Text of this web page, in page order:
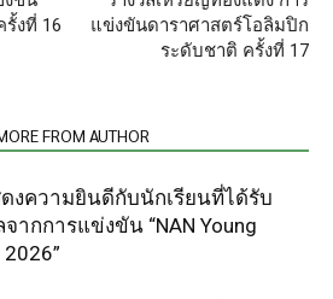
งที่ 16
แข่งขันดาราศาสตร์โอลิมปิก
ระดับชาติ ครั้งที่ 17
FROM AUTHOR
งความยินดีกับนักเรียนที่ได้รับ
จากการแข่งขัน “NAN Young
2026”